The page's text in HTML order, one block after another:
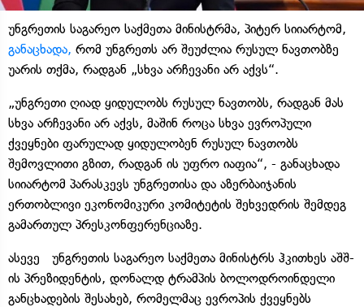
უნგრეთის საგარეო საქმეთა მინისტრმა, პიტერ სიიარტომ,
განაცხადა, რომ უნგრეთს არ შეუძლია რუსულ ნავთობზე
უარის თქმა, რადგან „სხვა არჩევანი არ აქვს“.
„უნგრეთი ღიად ყიდულობს რუსულ ნავთობს, რადგან მას
სხვა არჩევანი არ აქვს, მაშინ როცა სხვა ევროპული
ქვეყნები ფარულად ყიდულობენ რუსულ ნავთობს
შემოვლითი გზით, რადგან ის უფრო იაფია“, - განაცხადა
სიიარტომ პარასკევს უნგრეთისა და აზერბაიჯანის
ერთობლივი ეკონომიკური კომიტეტის შეხვედრის შემდეგ
გამართულ პრესკონფერენციაზე.
ასევე უნგრეთის საგარეო საქმეთა მინისტრს ჰკითხეს აშშ-
ის პრეზიდენტის, დონალდ ტრამპის ბოლოდროინდელი
განცხადების შესახებ, რომელმაც ევროპის ქვეყნებს